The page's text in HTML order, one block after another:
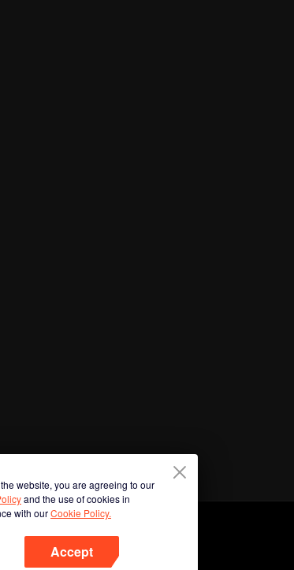
website, you are agreeing to our
and the use of cookies in
with ourCookie Policy.
Accept